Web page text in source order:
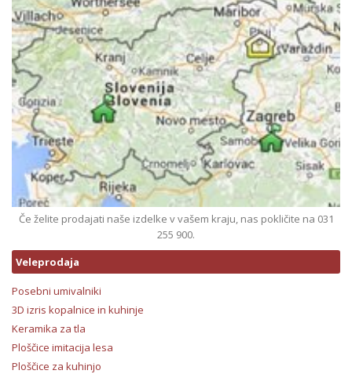
Če želite prodajati naše izdelke v vašem kraju, nas pokličite na 031
255 900.
Veleprodaja
Posebni umivalniki
3D izris kopalnice in kuhinje
Keramika za tla
Ploščice imitacija lesa
Ploščice za kuhinjo